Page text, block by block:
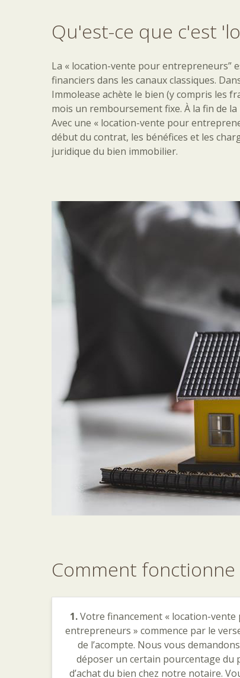
Qu'est-ce que c'est
La « location-vente pour entrepreneurs”
financiers dans les canaux classiques.
Immolease achète le bien (y compris les
mois un remboursement fixe. À la fin de
Avec une « location-vente pour
début du contrat, les bénéfices et les
juridique du bien immobilier.
Comment fonctionne
1.Votre financement « location-vente
entrepreneurs » commence par le
de l’acompte. Nous vous
déposer un certain pourcentage du
d’achat du bien chez notre notaire.